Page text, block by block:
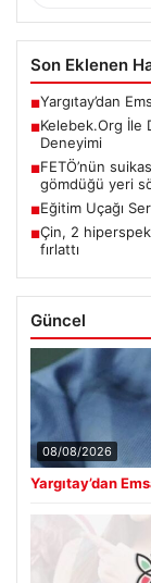
Son Eklenen
■Yargıtay’dan
■Kelebek.Org İle
Deneyimi
■FETÖ’nün
gömdüğü yeri
■Eğitim Uçağı
■Çin, 2
fırlattı
Güncel
08/08/2026
Yargıtay’dan